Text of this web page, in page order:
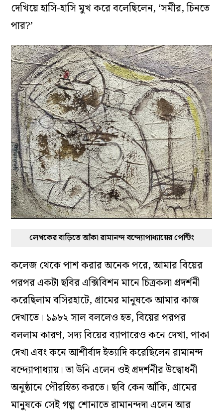
দেখিয়ে হাসি-হাসি মুখ করে বলেছিলেন, ‘সমীর, চিনতে
পার?’
লেখকের বাড়িতে আঁকা রামানন্দ বন্দ্যোপাধ্যায়ের পেন্টিং
কলেজ থেকে পাশ করার অনেক পরে, আমার বিয়ের
পরপর একটা ছবির এক্সিবিশন মানে চিত্রকলা প্রদর্শনী
করেছিলাম বসিরহাটে, গ্রামের মানুষকে আমার কাজ
দেখাতে। ১৯৮২ সাল বললেও হত, বিয়ের পরপর
বললাম কারণ, সদ্য বিয়ের ব্যাপারেও কনে দেখা, পাকা
দেখা এবং কনে আশীর্বাদ ইত্যাদি করেছিলেন রামানন্দ
বন্দ্যোপাধ্যায়। তা উনি এলেন ওই প্রদর্শনীর উদ্বোধনী
অনুষ্ঠানে পৌরহিত্য করতে। ছবি কেন আঁকি, গ্রামের
মানুষকে সেই গল্প শোনাতে রামানন্দদা এলেন আর